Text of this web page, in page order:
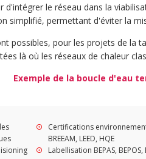
d'intégrer le réseau dans la
simplifié, permettant d'éviter la
possibles, pour les projets de la
là où les réseaux de chaleur
Exemple de la boucle d'eau
Certifications
BREEAM, LEED, HQE
Labellisation BEPAS, BEPOS,